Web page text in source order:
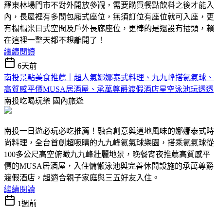
羅東林場門市不對外開放參觀，需要購買餐點飲料之後才能入
內，長屋裡有多間包廂式座位，無須訂位有座位就可入座，更
有榻榻米日式空間及戶外長廊座位，更棒的是還設有插頭，賴
在這裡一整天都不想離開了！
繼續閱讀
6天前
南投景點美食推薦｜超人氣娜娜泰式料理、九九峰搭氦氣球、
高質感平價MUSA居酒屋、承萬尊爵渡假酒店星空泳池玩透透
南投吃喝玩樂 國內旅遊
南投一日遊必玩必吃推薦！融合創意與道地風味的娜娜泰式時
尚料理，全台首創超吸睛的九九峰氦氣球樂園，搭乘氦氣球從
100多公尺高空俯瞰九九峰壯麗地景，晚餐宵夜推薦高質感平
價的MUSA居酒屋，入住慵懶泳池與完善休閒設施的承萬尊爵
渡假酒店，超適合親子家庭與三五好友入住。
繼續閱讀
1週前